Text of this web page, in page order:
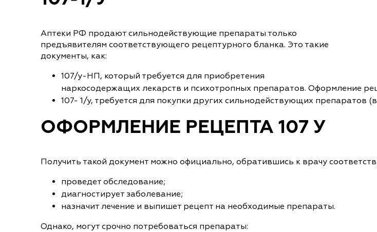
Аптеки РФ продают сильнодействующие препараты только
предъявителям соответствующего рецептурного бланка. Это такие
документы, как:
107/у-НП, который требуется для приобретения
наркосодержащих лекарств и психотропных препаратов. Оформление
107- 1/у, требуется для покупки других сильнодействующих препаратов
ОФОРМЛЕНИЕ РЕЦЕПТА 107 У
Получить такой документ можно официально, обратившись к врачу
проведет обследование;
диагностирует заболевание;
назначит лечение и выпишет рецепт на необходимые препараты.
Однако, могут срочно потребоваться препараты: